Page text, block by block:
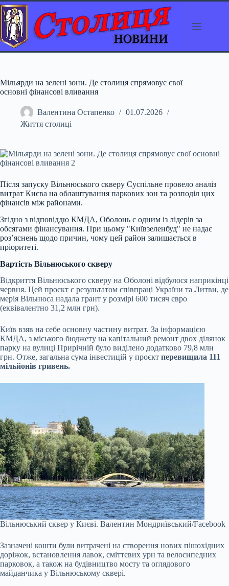
Перейти
до
вмісту
Мільярди на зелені зони. Де столиця спрямовує свої
основні фінансові вливання
Валентина Остапенко
01.07.2026
Життя столиці
Після запуску Вільнюського скверу Суспільне провело аналіз
витрат Києва на облаштування паркових зон та розподіл цих
фінансів між районами.
Згідно з відповіддю КМДА, Оболонь є одним із лідерів за
обсягами фінансування. При цьому "Київзеленбуд" не надає
роз’яснень щодо причин, чому цей район залишається в
пріоритеті.
Вартість Вільнюського скверу
Відкриття Вільнюського скверу на Оболоні відбулося наприкінці
червня. Цей проєкт є результатом співпраці України та Литви, де
мерія Вільнюса надала грант у розмірі 600 тисяч євро
(еквівалентно 31,2 млн грн).
Київ взяв на себе основну частину витрат. За інформацією
КМДА, з міського бюджету на капітальний ремонт двох ділянок
парку на вулиці Прирічній було виділено додатково 79,8 млн
грн. Отже, загальна сума інвестицій у проєкт перевищила 111
мільйонів гривень.
Вільнюський сквер у Києві. Валентин Мондриївський/Facebook
Зазначені кошти були витрачені на створення нових пішохідних
доріжок, встановлення лавок, сміттєвих урн та велосипедних
парковок, а також на будівництво мосту та оглядового
майданчика у Вільнюському сквері.